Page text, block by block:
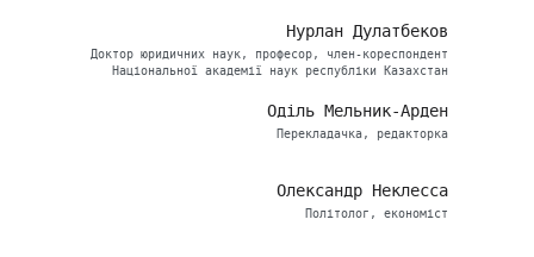
Нурлан Дулатбеков
Доктор юридичних наук, професор, член-кореспондент
Національної академії наук республіки Казахстан
Оділь Мельник-Арден
Перекладачка, редакторка
Олександр Неклесса
Політолог, економіст